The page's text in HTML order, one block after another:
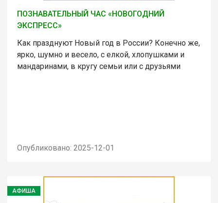
ПОЗНАВАТЕЛЬНЫЙ ЧАС «НОВОГОДНИЙ
ЭКСПРЕСС»
Как празднуют Новый год в России? Конечно же,
ярко, шумно и весело, с елкой, хлопушками и
мандаринами, в кругу семьи или с друзьями
Опубликовано: 2025-12-01
АФИША